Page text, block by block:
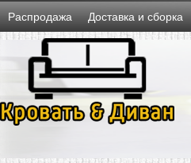
Распродажа Доставка и сборка